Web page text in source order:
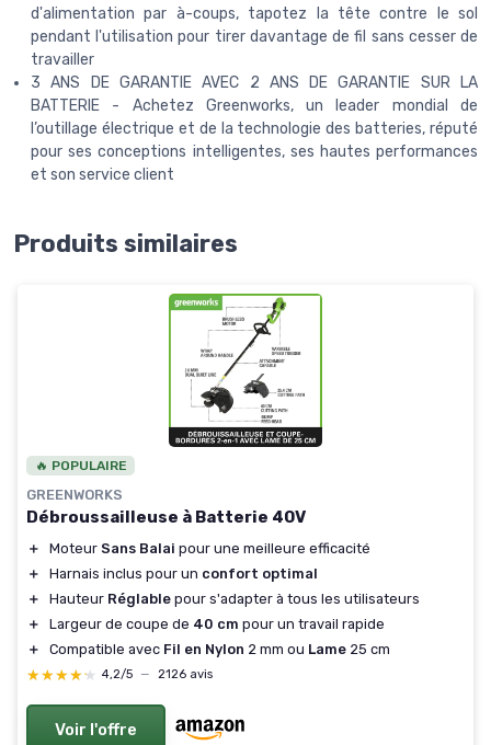
d'alimentation par à-coups, tapotez la tête contre le sol
pendant l'utilisation pour tirer davantage de fil sans cesser de
travailler
3 ANS DE GARANTIE AVEC 2 ANS DE GARANTIE SUR LA
BATTERIE - Achetez Greenworks, un leader mondial de
l’outillage électrique et de la technologie des batteries, réputé
pour ses conceptions intelligentes, ses hautes performances
et son service client
Produits similaires
🔥 POPULAIRE
GREENWORKS
Débroussailleuse à Batterie 40V
＋ Moteur Sans Balai pour une meilleure efficacité
＋
Harnais inclus pour un confort optimal
＋
Hauteur Réglable pour s'adapter à tous les utilisateurs
＋
Largeur de coupe de 40 cm pour un travail rapide
＋
Compatible avec Fil en Nylon 2 mm ou Lame 25 cm
★★★★★
★★★★★ 4,2/5 — 2126 avis
Voir l'offre